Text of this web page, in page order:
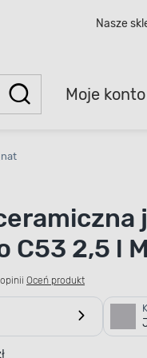
Nasze
Moje konto
C53 2,5 l
Oceń produkt